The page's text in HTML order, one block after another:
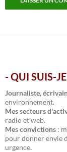
- QUI SUIS-
Journaliste,
environnement.
Mes secteurs
radio et web.
Mes convictions :
pour donner envie
urgence.